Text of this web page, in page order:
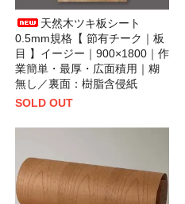
天然木ツキ板シート
0.5mm規格【 節有チーク｜板
目 】イージー｜900×1800｜作
業簡単・最厚・広面積用｜糊
無し／裏面：樹脂含侵紙
SOLD OUT